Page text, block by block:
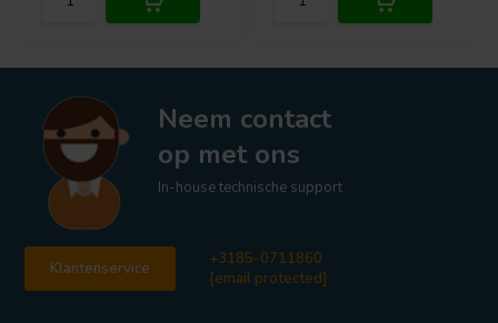
Neem contact
op met ons
In-house technische support
Klantenservice
+3185-0711860
[email protected]